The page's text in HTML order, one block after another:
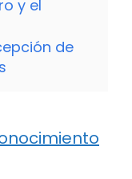
y el
de